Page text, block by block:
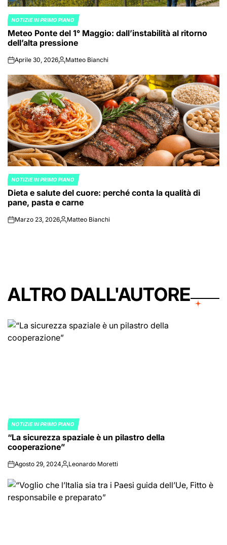
POSTED
IN
NOTIZIE IN PRIMO PIANO
Meteo Ponte del 1° Maggio: dall’instabilità al ritorno
dell’alta pressione
onAprile 30, 2026Posted
Matteo Bianchi
POSTED
IN
NOTIZIE IN PRIMO PIANO
Dieta e salute del cuore: perché conta la qualità di
pane, pasta e carne
onMarzo 23, 2026Posted
Matteo Bianchi
ALTRO DALL'AUTORE
POSTED
IN
NOTIZIE IN PRIMO PIANO
“La sicurezza spaziale è un pilastro della
cooperazione”
onAgosto 29, 2024Posted
Leonardo Moretti